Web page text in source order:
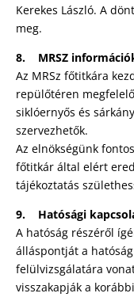
Kerekes László. A
meg.
8. MRSZ
Az MRSz főtitkára
repülőtéren
siklóernyős és
szervezhetők.
Az elnökségünk
főtitkár által elért
tájékoztatás
9. Hatósági
A hatóság részéről
álláspontját a
felülvizsgálatára
visszakapják a